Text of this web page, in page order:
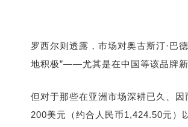
罗西尔则透露，市场对奥古斯汀·巴
地积极”——尤其是在中国等该品牌新
但对于那些在亚洲市场深耕已久、
200美元（约合人民币1,424.50元）